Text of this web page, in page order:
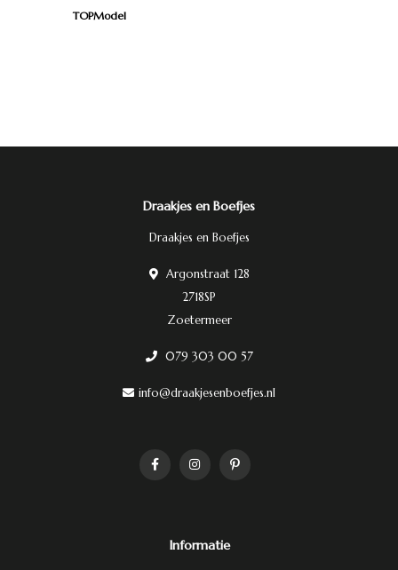
TOPModel
Draakjes en Boefjes
Draakjes en Boefjes
Argonstraat 128
2718SP
Zoetermeer
079 303 00 57
info@draakjesenboefjes.nl
Informatie